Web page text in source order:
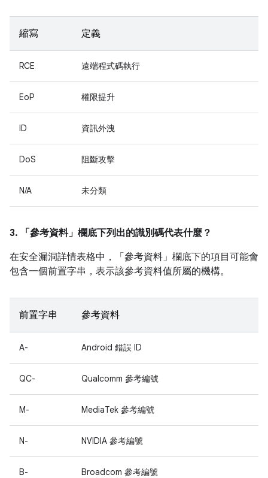
縮寫 定義
RCE 遠端程式碼執行
EoP 權限提升
ID 資訊外洩
DoS 阻斷攻擊
N/A 未分類
3. 「參考資料」 欄底下列出的識別碼代表什麼？
在安全漏洞詳情表格中，「參考資料」 欄底下的項目可能會
包含一個前置字串，表示該參考資料值所屬的機構。
前置字串 參考資料
A- Android 錯誤 ID
QC- Qualcomm 參考編號
M- MediaTek 參考編號
N- NVIDIA 參考編號
B- Broadcom 參考編號